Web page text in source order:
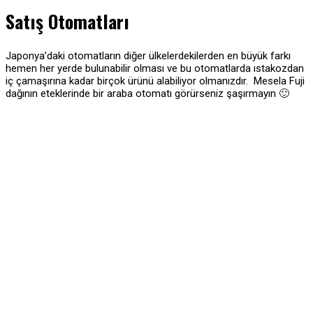
Satış Otomatları
Japonya’daki otomatların diğer ülkelerdekilerden en büyük farkı
hemen her yerde bulunabilir olması ve bu otomatlarda ıstakozdan
iç çamaşırına kadar birçok ürünü alabiliyor olmanızdır. Mesela Fuji
dağının eteklerinde bir araba otomatı görürseniz şaşırmayın 🙂